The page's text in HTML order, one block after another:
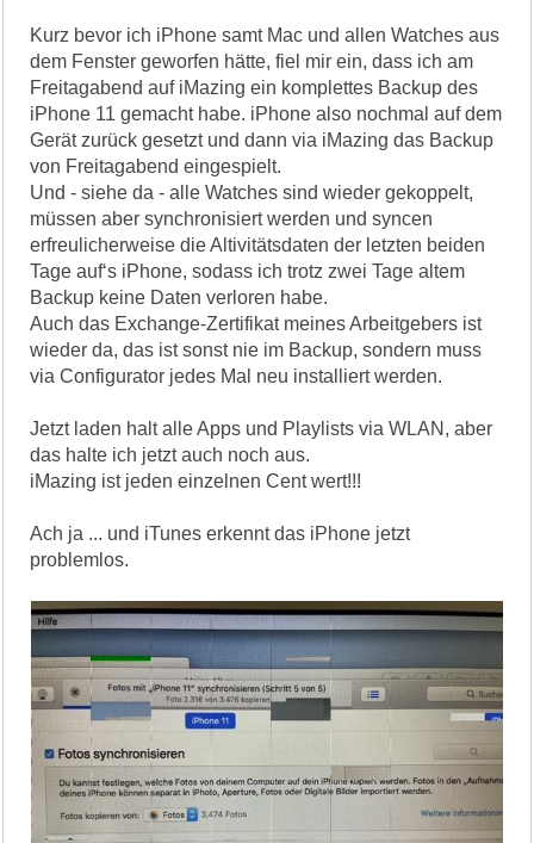
Kurz bevor ich iPhone samt Mac und allen Watches aus
dem Fenster geworfen hätte, fiel mir ein, dass ich am
Freitagabend auf iMazing ein komplettes Backup des
iPhone 11 gemacht habe. iPhone also nochmal auf dem
Gerät zurück gesetzt und dann via iMazing das Backup
von Freitagabend eingespielt.
Und - siehe da - alle Watches sind wieder gekoppelt,
müssen aber synchronisiert werden und syncen
erfreulicherweise die Altivitätsdaten der letzten beiden
Tage auf‘s iPhone, sodass ich trotz zwei Tage altem
Backup keine Daten verloren habe.
Auch das Exchange-Zertifikat meines Arbeitgebers ist
wieder da, das ist sonst nie im Backup, sondern muss
via Configurator jedes Mal neu installiert werden.
Jetzt laden halt alle Apps und Playlists via WLAN, aber
das halte ich jetzt auch noch aus.
iMazing ist jeden einzelnen Cent wert!!!
Ach ja ... und iTunes erkennt das iPhone jetzt
problemlos.